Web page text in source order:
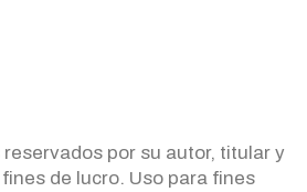
por su autor, titular y
de lucro. Uso para fines